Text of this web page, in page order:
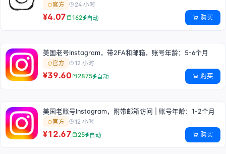
官方 24 小时
¥4.07 162 自动 购买
美国老号Instagram，带2FA和邮箱，账号年龄：5-6个月
官方 12 小时
¥39.60 2875 自动 购买
美国老账号Instagram，附带邮箱访问 | 账号年龄：1-2个月
官方 12 小时
¥12.67 25 自动 购买